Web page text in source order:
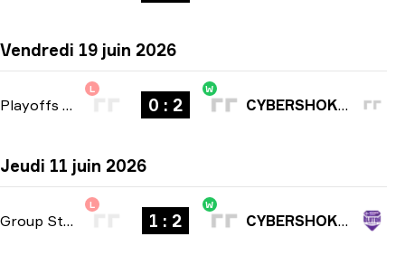
Vendredi 19 juin 2026
Playoffs
L
0 : 2
W
CYBERSHOKE Esports
Jeudi 11 juin 2026
Group Stage
L
1 : 2
W
CYBERSHOKE Esports